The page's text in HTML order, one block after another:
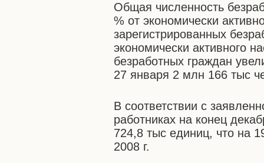
Общая численность
% от экономически
зарегистрированных
экономически активного
безработных граждан
27 января 2 млн 166 тыс
В соответствии с
работниках на конец
724,8 тыс единиц, что на
2008 г.